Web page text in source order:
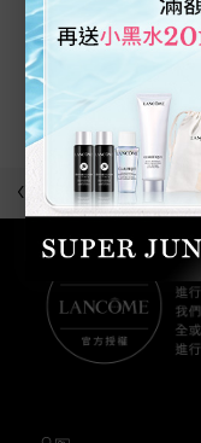
目前沒有任何評論
為產品留下評論吧!
回到上一頁